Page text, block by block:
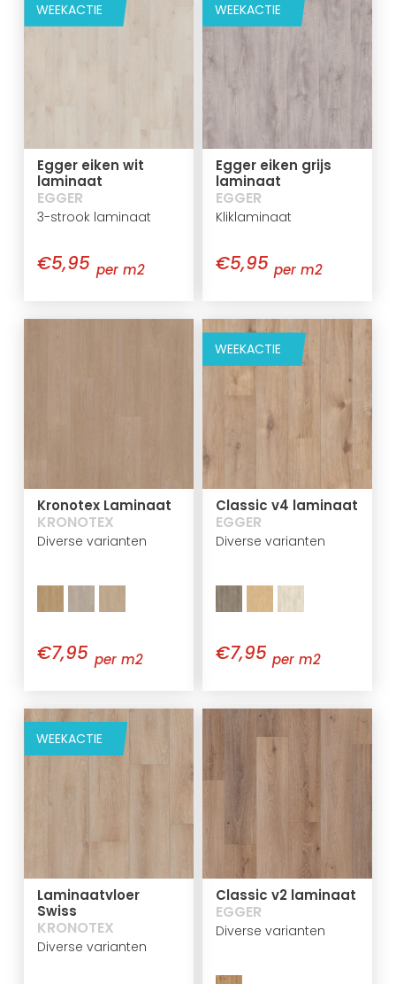
WEEKACTIE
Egger eiken wit
laminaat
EGGER
3-strook laminaat
€5,95 per m2
WEEKACTIE
Egger eiken grijs
laminaat
EGGER
Kliklaminaat
€5,95 per m2
Kronotex Laminaat
KRONOTEX
Diverse varianten
€7,95 per m2
WEEKACTIE
Classic v4 laminaat
EGGER
Diverse varianten
€7,95 per m2
WEEKACTIE
Laminaatvloer
Swiss
KRONOTEX
Diverse varianten
Classic v2 laminaat
EGGER
Diverse varianten